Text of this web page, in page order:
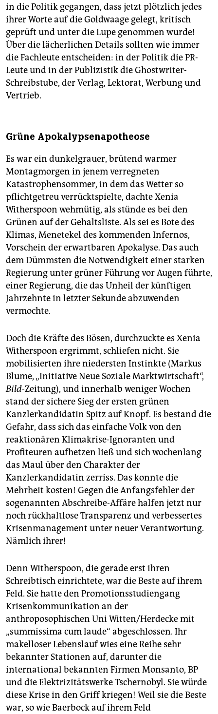
in die Politik gegangen, dass jetzt plötzlich jedes
ihrer Worte auf die Goldwaage gelegt, kritisch
geprüft und unter die Lupe genommen wurde!
Über die lächerlichen Details sollten wie immer
die Fachleute entscheiden: in der Politik die PR-
Leute und in der Publizistik die Ghostwriter-
Schreibstube, der Verlag, Lektorat, Werbung und
Vertrieb.
Grüne Apokalypsenapotheose
Es war ein dunkelgrauer, brütend warmer
Montagmorgen in jenem verregneten
Katastrophensommer, in dem das Wetter so
pflichtgetreu verrücktspielte, dachte Xenia
Witherspoon wehmütig, als stünde es bei den
Grünen auf der Gehaltsliste. Als sei es Bote des
Klimas, Menetekel des kommenden Infernos,
Vorschein der erwartbaren Apokalyse. Das auch
dem Dümmsten die Notwendigkeit einer starken
Regierung unter grüner Führung vor Augen führte,
einer Regierung, die das Unheil der künftigen
Jahrzehnte in letzter Sekunde abzuwenden
vermochte.
Doch die Kräfte des Bösen, durchzuckte es Xenia
Witherspoon ergrimmt, schliefen nicht. Sie
mobilisierten ihre niedersten Instinkte (Markus
Blume, „Initiative Neue Soziale Marktwirtschaft“,
Bild-Zeitung), und innerhalb weniger Wochen
stand der sichere Sieg der ersten grünen
Kanzlerkandidatin Spitz auf Knopf. Es bestand die
Gefahr, dass sich das einfache Volk von den
reaktionären Klimakrise-Ignoranten und
Profiteuren aufhetzen ließ und sich wochenlang
das Maul über den Charakter der
Kanzlerkandidatin zerriss. Das konnte die
Mehrheit kosten! Gegen die Anfangsfehler der
sogenannten Abschreibe-Affäre halfen jetzt nur
noch rückhaltlose Transparenz und verbessertes
Krisenmanagement unter neuer Verantwortung.
Nämlich ihrer!
Denn Witherspoon, die gerade erst ihren
Schreibtisch einrichtete, war die Beste auf ihrem
Feld. Sie hatte den Promotionsstudiengang
Krisenkommunikation an der
anthroposophischen Uni Witten/Herdecke mit
„summissima cum laude“ abgeschlossen. Ihr
makelloser Lebenslauf wies eine Reihe sehr
bekannter Stationen auf, darunter die
international bekannten Firmen Monsanto, BP
und die Elektrizitätswerke Tschernobyl. Sie würde
diese Krise in den Griff kriegen! Weil sie die Beste
war, so wie Baerbock auf ihrem Feld